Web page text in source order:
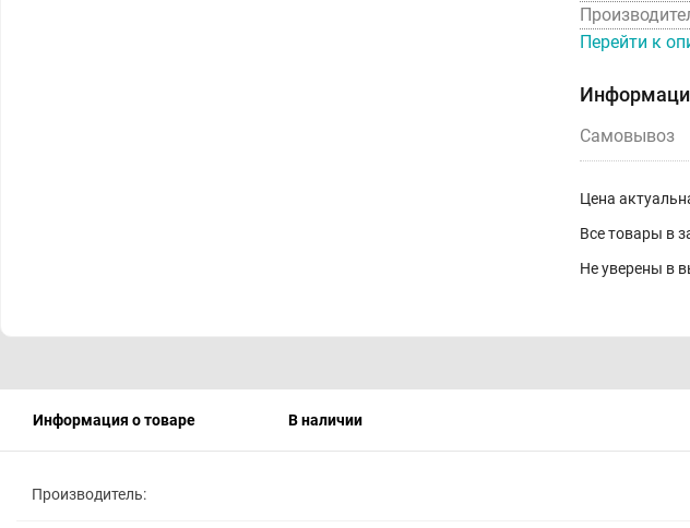
Перейти к
Самовывоз
Цена
Все товары в
Не уверены в
Информация о товаре В наличии
Производитель: